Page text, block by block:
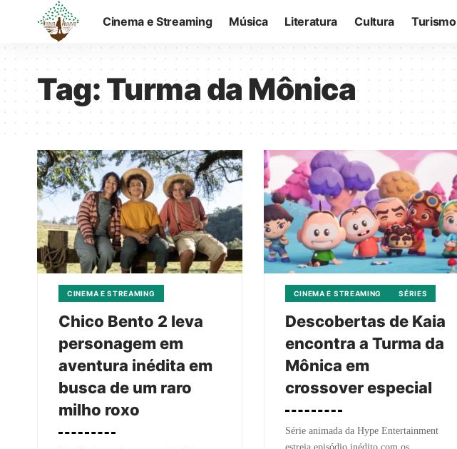
Cinema e Streaming Música Literatura Cultura Turismo
Tag:Turma da Mônica
CINEMA E STREAMING
Chico Bento 2 leva
personagem em
aventura inédita em
busca de um raro
milho roxo
CINEMA E STREAMING SÉRIES
Descobertas de Kaia
encontra a Turma da
Mônica em
crossover especial
Série animada da Hype Entertainment
estreia episódio inédito com os